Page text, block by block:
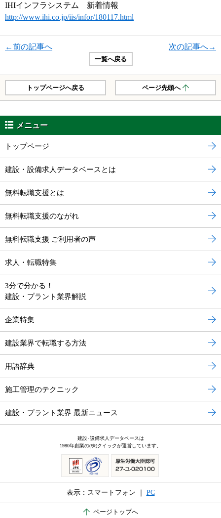
IHIインフラシステム 新着情報
http://www.ihi.co.jp/iis/infor/180117.html
←前の記事へ 次の記事へ→
一覧へ戻る
トップページへ戻る ページ先頭へ
メニュー
トップページ
建設・設備求人データベースとは
無料転職支援とは
無料転職支援のながれ
無料転職支援 ご利用者の声
求人・転職特集
3分で分かる！
建設・プラント業界解説
企業特集
建設業界で転職する方法
用語辞典
施工管理のテクニック
建設・プラント業界 最新ニュース
建設･設備求人データベースは
1980年創業の(株)クイックが運営しています。
表示：スマートフォン ｜ PC
ページトップへ